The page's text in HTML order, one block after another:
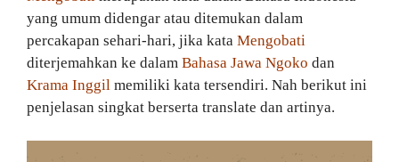
yang umum didengar atau ditemukan dalam
percakapan sehari-hari, jika kata Mengobati
diterjemahkan ke dalam Bahasa Jawa Ngoko dan
Krama Inggil memiliki kata tersendiri. Nah berikut ini
penjelasan singkat berserta translate dan artinya.